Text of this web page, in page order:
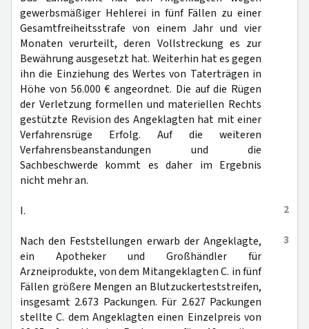
gewerbsmäßiger Hehlerei in fünf Fällen zu einer
Gesamtfreiheitsstrafe von einem Jahr und vier
Monaten verurteilt, deren Vollstreckung es zur
Bewährung ausgesetzt hat. Weiterhin hat es gegen
ihn die Einziehung des Wertes von Taterträgen in
Höhe von 56.000 € angeordnet. Die auf die Rügen
der Verletzung formellen und materiellen Rechts
gestützte Revision des Angeklagten hat mit einer
Verfahrensrüge Erfolg. Auf die weiteren
Verfahrensbeanstandungen und die
Sachbeschwerde kommt es daher im Ergebnis
nicht mehr an.
2
I.
3
Nach den Feststellungen erwarb der Angeklagte,
ein Apotheker und Großhändler für
Arzneiprodukte, von dem Mitangeklagten C. in fünf
Fällen größere Mengen an Blutzuckerteststreifen,
insgesamt 2.673 Packungen. Für 2.627 Packungen
stellte C. dem Angeklagten einen Einzelpreis von